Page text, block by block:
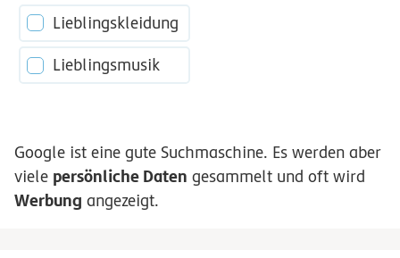
Lieblingskleidung
Lieblingsmusik
Google ist eine gute Suchmaschine. Es werden aber
viele persönliche Daten gesammelt und oft wird
Werbung angezeigt.